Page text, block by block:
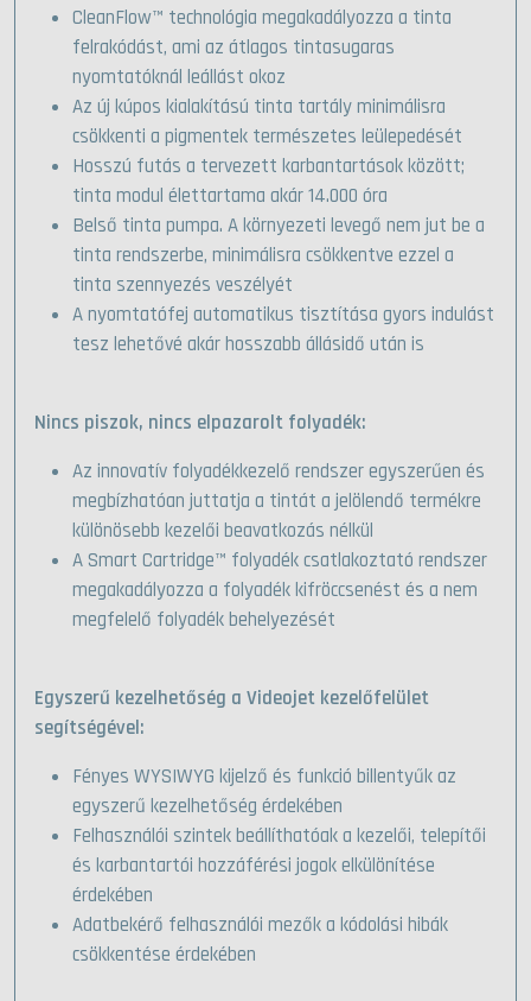
CleanFlow™ technológia megakadályozza a tinta
felrakódást, ami az átlagos tintasugaras
nyomtatóknál leállást okoz
Az új kúpos kialakítású tinta tartály minimálisra
csökkenti a pigmentek természetes leülepedését
Hosszú futás a tervezett karbantartások között;
tinta modul élettartama akár 14.000 óra
Belső tinta pumpa. A környezeti levegő nem jut be a
tinta rendszerbe, minimálisra csökkentve ezzel a
tinta szennyezés veszélyét
A nyomtatófej automatikus tisztítása gyors indulást
tesz lehetővé akár hosszabb állásidő után is
Nincs piszok, nincs elpazarolt folyadék:
Az innovatív folyadékkezelő rendszer egyszerűen és
megbízhatóan juttatja a tintát a jelölendő termékre
különösebb kezelői beavatkozás nélkül
A Smart Cartridge™ folyadék csatlakoztató rendszer
megakadályozza a folyadék kifröccsenést és a nem
megfelelő folyadék behelyezését
Egyszerű kezelhetőség a Videojet kezelőfelület
segítségével:
Fényes WYSIWYG kijelző és funkció billentyűk az
egyszerű kezelhetőség érdekében
Felhasználói szintek beállíthatóak a kezelői, telepítői
és karbantartói hozzáférési jogok elkülönítése
érdekében
Adatbekérő felhasználói mezők a kódolási hibák
csökkentése érdekében